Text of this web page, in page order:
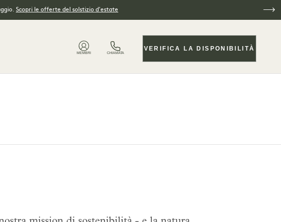
Scopri le offerte del solstizio d'estate
MEMBRI CHIAMATA
VERIFICA LA DISPONIBILITÀ